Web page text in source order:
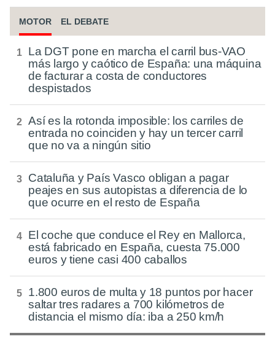
MOTOR EL DEBATE
La DGT pone en marcha el carril bus-VAO
más largo y caótico de España: una máquina
de facturar a costa de conductores
despistados
Así es la rotonda imposible: los carriles de
entrada no coinciden y hay un tercer carril
que no va a ningún sitio
Cataluña y País Vasco obligan a pagar
peajes en sus autopistas a diferencia de lo
que ocurre en el resto de España
El coche que conduce el Rey en Mallorca,
está fabricado en España, cuesta 75.000
euros y tiene casi 400 caballos
1.800 euros de multa y 18 puntos por hacer
saltar tres radares a 700 kilómetros de
distancia el mismo día: iba a 250 km/h